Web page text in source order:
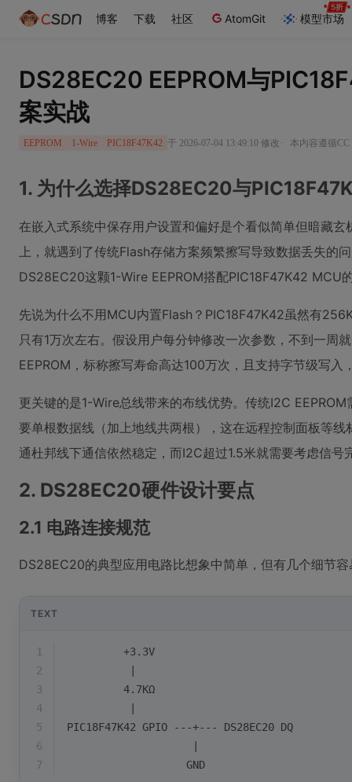
博客 下载 社区 AtomGit 模型市场
DS28EC20 EEPROM与
案实战
EEPROM 1-Wire PIC18F47K42 于 2026-07-04 13:49:10 修改 · 本内容遵循
1. 为什么选择DS28EC20与
在嵌入式系统中保存用户设置和偏好是个看似简单但暗藏
上，就遇到了传统Flash存储方案频繁擦写导致数据丢失的
DS28EC20这颗1-Wire EEPROM搭配PIC18F47K42 MCU
先说为什么不用MCU内置Flash？PIC18F47K42虽然有
只有1万次左右。假设用户每分钟修改一次参数，不到一周
EEPROM，标称擦写寿命高达100万次，且支持字节级写入
更关键的是1-Wire总线带来的布线优势。传统I2C
要单根数据线（加上地线共两根），这在远程控制面板等
通杜邦线下通信依然稳定，而I2C超过1.5米就需要考虑信号
2. DS28EC20硬件设计要点
2.1 电路连接规范
DS28EC20的典型应用电路比想象中简单，但有几个细节
TEXT
1
         +3.3V
2
3
         4.7KΩ
4
5
PIC18F47K42 GPIO ---+--- DS28EC20 DQ
6
7
                   GND